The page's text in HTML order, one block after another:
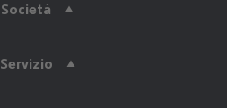
Società
Servizio